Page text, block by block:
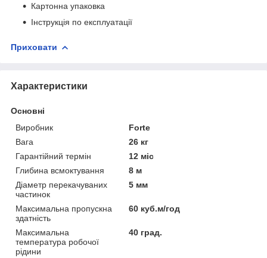
Картонна упаковка
Інструкція по експлуатації
Приховати
Характеристики
Основні
Виробник
Forte
Вага
26 кг
Гарантійний термін
12 міс
Глибина всмоктування
8 м
Діаметр перекачуваних
частинок
5 мм
Максимальна пропускна
здатність
60 куб.м/год
Максимальна
температура робочої
рідини
40 град.